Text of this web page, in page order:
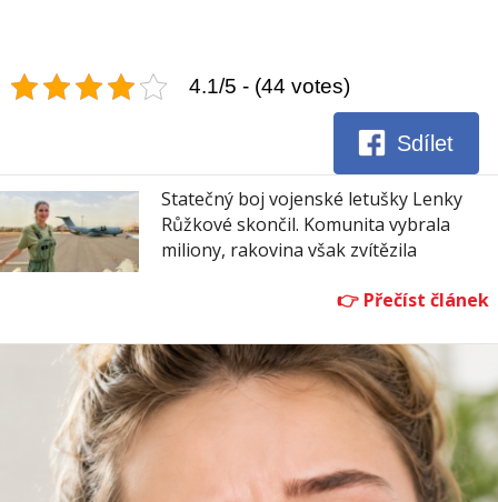
4.1/5 - (44 votes)
Sdílet
Statečný boj vojenské letušky Lenky
Růžkové skončil. Komunita vybrala
miliony, rakovina však zvítězila